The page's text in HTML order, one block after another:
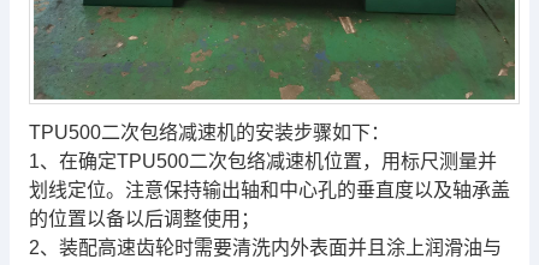
TPU500二次包络减速机的安装步骤如下：
1、在确定TPU500二次包络减速机位置，用标尺测量并
划线定位。注意保持输出轴和中心孔的垂直度以及轴承盖
的位置以备以后调整使用；
2、装配高速齿轮时需要清洗内外表面并且涂上润滑油与